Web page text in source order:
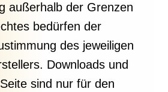
außerhalb der Grenzen
bedürfen der
des jeweiligen
Downloads und
sind nur für den